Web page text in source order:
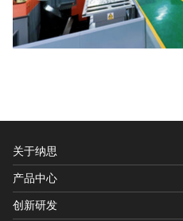
关于纳思
产品中心
创新研发